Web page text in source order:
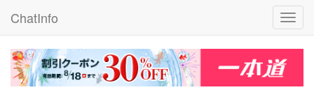
Toggle
ChatInfo